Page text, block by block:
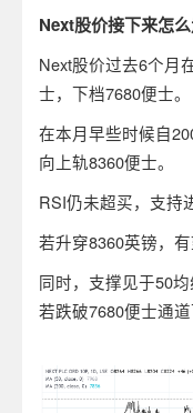
Next股价接下来怎么
Next股价过去6个月
士，下档7680便士。
在本月早些时候自
向上轨8360便士。
RSI仍未超买，支持
若升穿8360英镑，
同时，支撑见于50均
若跌破7680便士通道